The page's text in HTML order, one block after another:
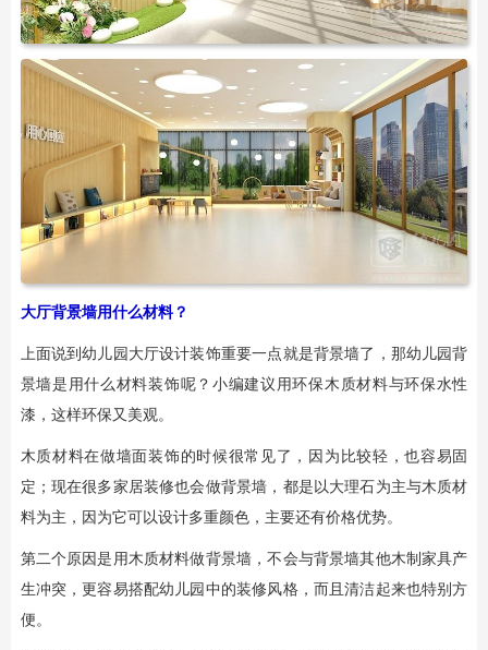
大厅背景墙用什么材料？
上面说到幼儿园大厅设计装饰重要一点就是背景墙了，那幼儿园背
景墙是用什么材料装饰呢？小编建议用环保木质材料与环保水性
漆，这样环保又美观。
木质材料在做墙面装饰的时候很常见了，因为比较轻，也容易固
定；现在很多家居装修也会做背景墙，都是以大理石为主与木质材
料为主，因为它可以设计多重颜色，主要还有价格优势。
第二个原因是用木质材料做背景墙，不会与背景墙其他木制家具产
生冲突，更容易搭配幼儿园中的装修风格，而且清洁起来也特别方
便。